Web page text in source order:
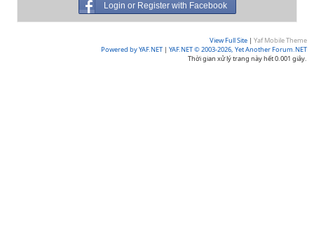
Login or Register with Facebook
View Full Site | Yaf Mobile Theme
Powered by YAF.NET | YAF.NET © 2003-2026, Yet Another Forum.NET
Thời gian xử lý trang này hết 0.001 giây.